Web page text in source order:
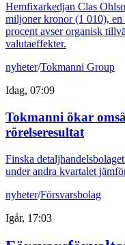
Hemfixarkedjan Clas
miljoner kronor (1 010),
procent avser organisk
valutaeffekter.
nyheter/Tokmanni Group
Idag, 07:09
Tokmanni ökar
rörelseresultat
Finska
under andra kvartalet
nyheter/Försvarsbolag
Igår, 17:03